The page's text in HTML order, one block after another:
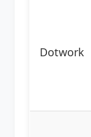
Dotwork